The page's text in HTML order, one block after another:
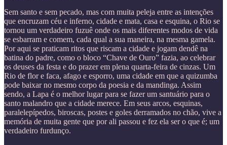
Sem santo e sem pecado, mas com muita peleja entre as intenções
que encruzam céu e inferno, cidade e mata, casa e esquina, o Rio se
tornou um verdadeiro fuzuê onde os mais diferentes modos de vida
se esbarram e comem, cada qual a sua maneira, na mesma gamela.
Por aqui se praticam ritos que riscam a cidade e jogam dendê na
batina do padre, como o bloco “Chave de Ouro” fazia, ao celebrar
os deuses da festa e do prazer em plena quarta-feira de cinzas. Um
Rio de flor e faca, afago e esporro, uma cidade em que a quizumba
pode baixar no mesmo corpo da poesia e da mandinga. Assim
sendo, a Lapa é o melhor lugar para se fazer um santuário para o
santo malandro que a cidade merece. Em seus arcos, esquinas,
paralelepípedos, biroscas, postes e goles derramados no chão, vive a
memória de muita gente que por ali passou e fez ela ser o que é; um
verdadeiro furdunço.